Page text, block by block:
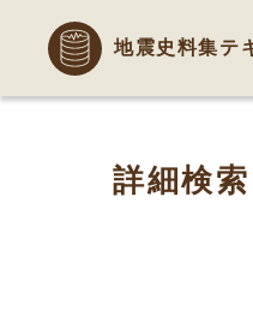
地震史料集テ
詳細検索